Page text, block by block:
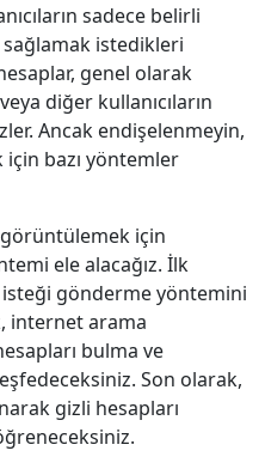
sadece belirli
istedikleri
genel olarak
diğer kullanıcıların
Ancak endişelenmeyin,
bazı yöntemler
için
ele alacağız. İlk
gönderme yöntemini
internet arama
bulma ve
Son olarak,
gizli hesapları